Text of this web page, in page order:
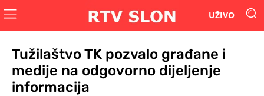
UŽIVO
Tužilaštvo TK pozvalo građane i
medije na odgovorno dijeljenje
informacija